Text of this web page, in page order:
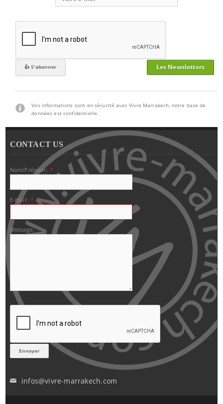
Les Newsletters
Vos informations sont en sécurité avec Vivre Marrakech, notre base de
données est confidentielle.
CONTACT US
Nom/Prénom: *
E-mail: *
Message:
✉ infos@vivre-marrakech.com